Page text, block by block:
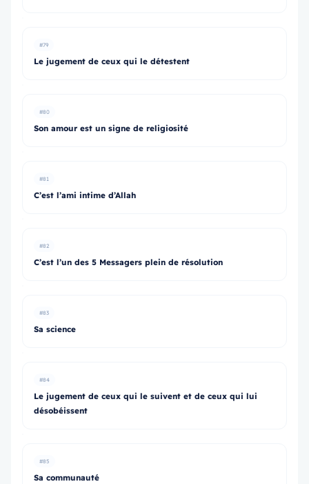
#79
Le jugement de ceux qui le détestent
#80
Son amour est un signe de religiosité
#81
C’est l’ami intime d’Allah
#82
C’est l’un des 5 Messagers plein de résolution
#83
Sa science
#84
Le jugement de ceux qui le suivent et de ceux qui lui
désobéissent
#85
Sa communauté